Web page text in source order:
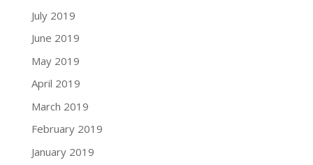
July 2019
June 2019
May 2019
April 2019
March 2019
February 2019
January 2019